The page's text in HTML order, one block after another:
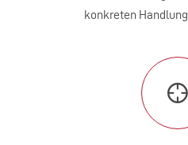
konkreten